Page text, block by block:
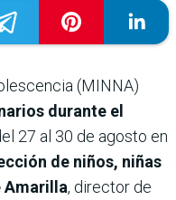
(MINNA)
durante el
27 al 30 de agosto en
de niños, niñas
Amarilla, director de